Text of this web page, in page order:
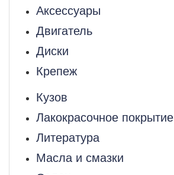
Аксессуары
Двигатель
Диски
Крепеж
Кузов
Лакокрасочное покрытие
Литература
Масла и смазки